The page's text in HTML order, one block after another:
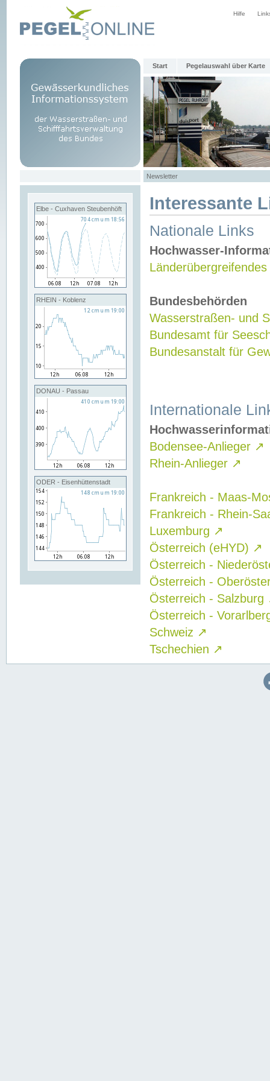
Hilfe
Start Pegelauswahl über Karte
Newsletter
Elbe - Cuxhaven Steubenhöft
RHEIN - Koblenz
DONAU - Passau
ODER - Eisenhüttenstadt
Interessante
Nationale Links
Hochwasser-
Bundesbehörden
Wasserstraßen- und
Bundesamt für
Bundesanstalt für
Internationale
Bodensee-Anlieger ↗
Rhein-Anlieger ↗
Frankreich - Maas-
Frankreich - Rhein-
Luxemburg ↗
Österreich (eHYD) ↗
Österreich -
Österreich -
Österreich - Salzburg
Österreich -
Schweiz ↗
Tschechien ↗